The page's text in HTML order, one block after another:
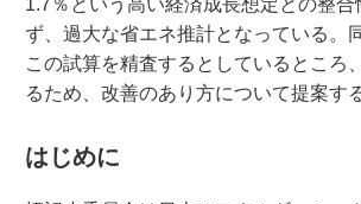
1.7％という高い経済成長想定との整合
ず、過大な省エネ推計となっている。
この試算を精査するとしているところ
るため、改善のあり方について提案する
はじめに